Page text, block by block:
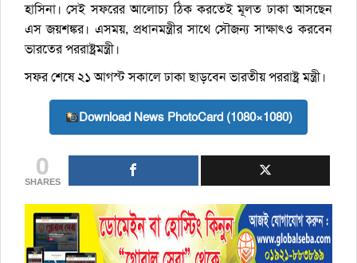
হাসিনা। সেই সফরের আলোচ্য ঠিক করতেই মূলত ঢাকা আসছেন
এস জয়শঙ্কর। এসময়, প্রধানমন্ত্রীর সাথে সৌজন্য সাক্ষাৎও করবেন
ভারতের পররাষ্ট্রমন্ত্রী।
সফর শেষে ২১ আগস্ট সকালে ঢাকা ছাড়বেন ভারতীয় পররাষ্ট্র মন্ত্রী।
Download News PhotoCard (1080×1080)
0
SHARES